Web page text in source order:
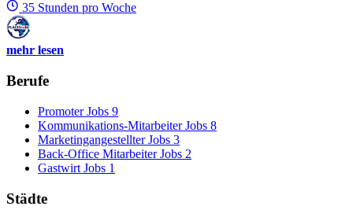
35 Stunden pro Woche
mehr lesen
Berufe
Promoter Jobs 9
Kommunikations-Mitarbeiter Jobs 8
Marketingangestellter Jobs 3
Back-Office Mitarbeiter Jobs 2
Gastwirt Jobs 1
Städte